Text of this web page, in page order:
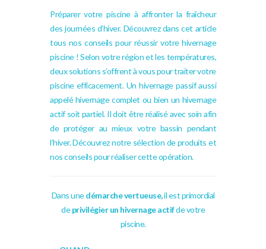
Préparer votre piscine à affronter la fraîcheur
des journées d’hiver. Découvrez dans cet article
tous nos conseils pour réussir votre hivernage
piscine ! Selon votre région et les températures,
deux solutions s’offrent à vous pour traiter votre
piscine efficacement. Un hivernage passif aussi
appelé hivernage complet ou bien un hivernage
actif soit partiel. Il doit être réalisé avec soin afin
de protéger au mieux votre bassin pendant
l’hiver.Découvrez notre sélection de produits et
nos conseils pour réaliser cette opération.
Dans unedémarchevertueuse,il est primordial
deprivilégier un hivernage actifde votre
piscine.